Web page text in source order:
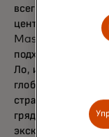
всего, и
центре программы
Mastercard, это
подходит обоим
Ло,
глобальным
стратегическому
грядущим
эксклюзивные